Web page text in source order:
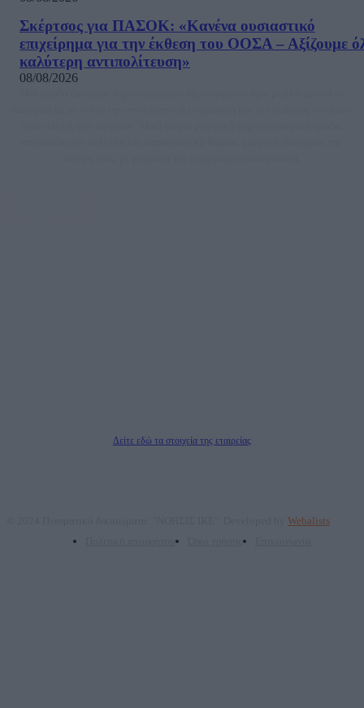
Σκέρτσος για ΠΑΣΟΚ: «Κανένα ουσιαστικό
επιχείρημα για την έκθεση του ΟΟΣΑ – Αξίζουμε
καλύτερη αντιπολίτευση»
08/08/2026
Δείτε εδώ τα στοιχεία της εταιρείας
Webalists